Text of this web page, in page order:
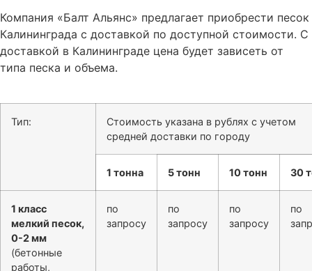
Компания «Балт Альянс» предлагает приобрести песок
Калининграда с доставкой по доступной стоимости. С
доставкой в Калининграде цена будет зависеть от
типа песка и объема.
Тип:
Стоимость указана в рублях с учетом
средней доставки по городу
1 тонна 5 тонн 10 тонн 30
1 класс
мелкий песок,
0-2 мм
(бетонные
работы,
по
запросу
по
запросу
по
запросу
по